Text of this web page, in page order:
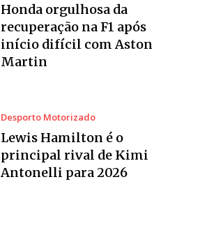
Honda orgulhosa da
recuperação na F1 após
início difícil com Aston
Martin
Desporto Motorizado
Lewis Hamilton é o
principal rival de Kimi
Antonelli para 2026